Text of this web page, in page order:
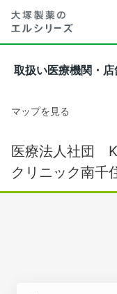
取扱い医療機関・店
マップを見る
医療法人社団
クリニック南千